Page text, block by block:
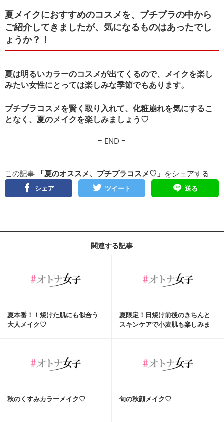
夏メイクにおすすめのコスメを、プチプラの中から
ご紹介してきましたが、気になるものはあったでし
ょうか？！
夏は明るいカラーのコスメが出てくるので、メイクを楽し
みたい女性にとっては楽しみな季節でもあります。
プチプラコスメを賢く取り入れて、化粧崩れを気にするこ
となく、夏のメイクを楽しみましょう♡
= END =
この記事 「夏のオススメ、プチプラコスメ♡」 をシェアする
シェア ツイート 送る
関連する記事
夏本番！！焼けた肌にも似合う
大人メイク♡
夏限定！日焼け前後のきちんと
スキンケアで小麦肌も楽しみま
秋のくすみカラーメイク♡ 旬の秋顔メイク♡